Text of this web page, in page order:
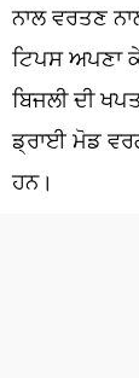
ਲਾਈਫ
ਪੰਜਾਬ
ਧਰਮ
ਖੇਡਾਂ
ਨਾਲ ਵਰਤਣ
ਟਿਪਸ ਅਪਣਾ
ਬਿਜਲੀ ਦੀ
ਡ੍ਰਾਈ ਮੋਡ
ਹਨ।